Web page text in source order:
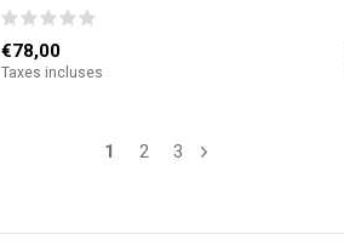
€78,00
Taxes incluses
1 2 3